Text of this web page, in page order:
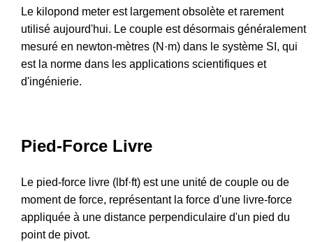
Le kilopond meter est largement obsolète et rarement
utilisé aujourd'hui. Le couple est désormais généralement
mesuré en newton-mètres (N·m) dans le système SI, qui
est la norme dans les applications scientifiques et
d'ingénierie.
Pied-Force Livre
Le pied-force livre (lbf·ft) est une unité de couple ou de
moment de force, représentant la force d'une livre-force
appliquée à une distance perpendiculaire d'un pied du
point de pivot.